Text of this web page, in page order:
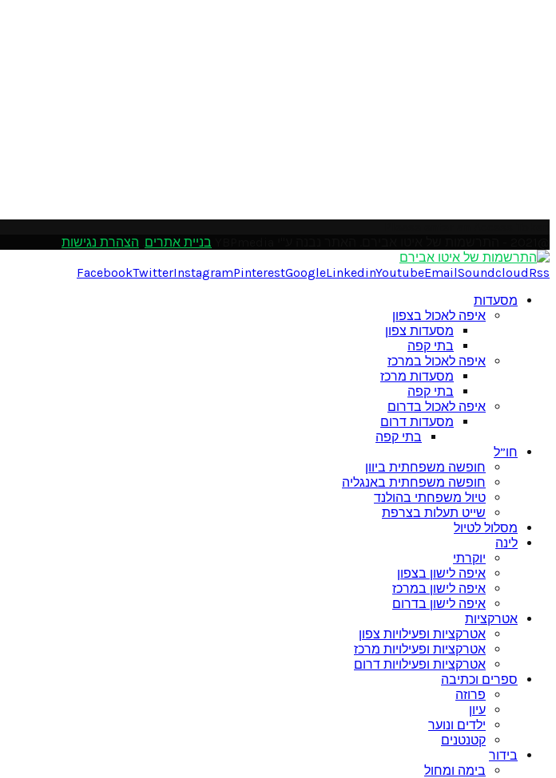
בניית אתרים הצהרת נגישות
FacebookTwitterInstagramPinterestGoogleLinkedinYoutubeEmailSoundcloudRss
מסעדות
איפה לאכול בצפון
מסעדות צפון
בתי קפה
איפה לאכול במרכז
מסעדות מרכז
בתי קפה
איפה לאכול בדרום
מסעדות דרום
בתי קפה
חו”ל
חופשה משפחתית ביוון
חופשה משפחתית באנגליה
טיול משפחתי בהולנד
שייט תעלות בצרפת
מסלול לטיול
לינה
יוקרתי
איפה לישון בצפון
איפה לישון במרכז
איפה לישון בדרום
אטרקציות
אטרקציות ופעילויות צפון
אטרקציות ופעילויות מרכז
אטרקציות ופעילויות דרום
ספרים וכתיבה
פרוזה
עיון
ילדים ונוער
קטנטנים
בידור
בימה ומחול